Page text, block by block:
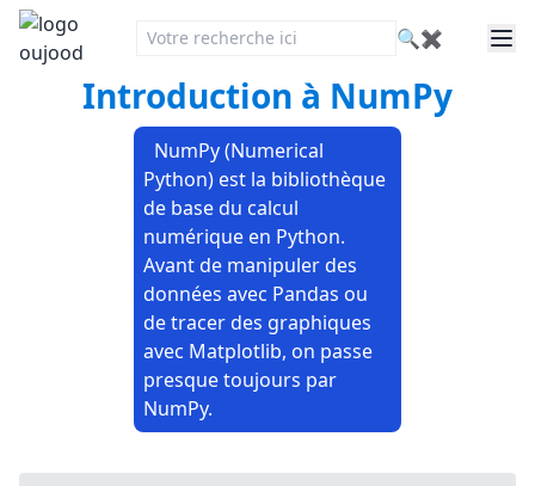
🔍 ✖
Introduction à NumPy
NumPy (Numerical
Python) est la bibliothèque
de base du calcul
numérique en Python.
Avant de manipuler des
données avec Pandas ou
de tracer des graphiques
avec Matplotlib, on passe
presque toujours par
NumPy.